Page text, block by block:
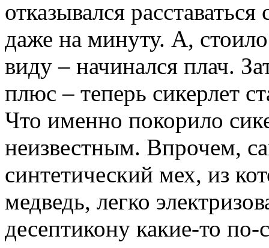
отказывался
даже на минуту. А,
виду – начинался плач.
плюс – теперь сикерлет
Что именно покорило
неизвестным. Впрочем,
синтетический мех, из
медведь, легко
десептикону какие-то